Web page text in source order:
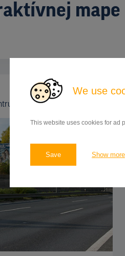
We use
This website uses cookies for ad
Save Show more
mape
Praha 4